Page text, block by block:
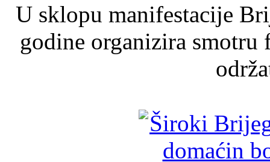
U sklopu manifestacije
godine organizira